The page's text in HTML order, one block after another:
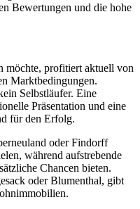
Bewertungen und die hohe
möchte, profitiert aktuell von
Marktbedingungen.
Selbstläufer. Eine
Präsentation und eine
für den Erfolg.
oder Findorff
während aufstrebende
Chancen bieten.
oder Blumenthal, gibt